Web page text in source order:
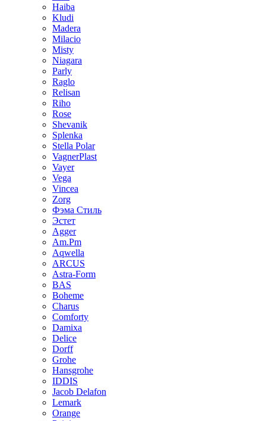
Haiba
Kludi
Madera
Milacio
Misty
Niagara
Parly
Raglo
Relisan
Riho
Rose
Shevanik
Splenka
Stella Polar
VagnerPlast
Vayer
Vega
Vincea
Zorg
Фэма Стиль
Эстет
Agger
Am.Pm
Aqwella
ARCUS
Astra-Form
BAS
Boheme
Charus
Comforty
Damixa
Delice
Dorff
Grohe
Hansgrohe
IDDIS
Jacob Delafon
Lemark
Orange